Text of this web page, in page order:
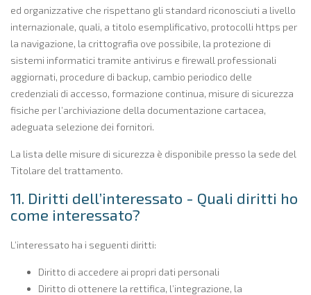
ed organizzative che rispettano gli standard riconosciuti a livello
internazionale, quali, a titolo esemplificativo, protocolli https per
la navigazione, la crittografia ove possibile, la protezione di
sistemi informatici tramite antivirus e firewall professionali
aggiornati, procedure di backup, cambio periodico delle
credenziali di accesso, formazione continua, misure di sicurezza
fisiche per l’archiviazione della documentazione cartacea,
adeguata selezione dei fornitori.
La lista delle misure di sicurezza è disponibile presso la sede del
Titolare del trattamento.
11. Diritti dell’interessato - Quali diritti ho
come interessato?
L’interessato ha i seguenti diritti:
Diritto di accedere ai propri dati personali
Diritto di ottenere la rettifica, l’integrazione, la